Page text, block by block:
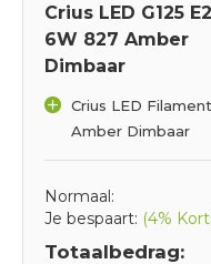
Crius LED G125
6W 827 Amber
Dimbaar
Crius LED
Amber Dimbaar
Normaal:
Je bespaart: (4%
Totaalbedrag: